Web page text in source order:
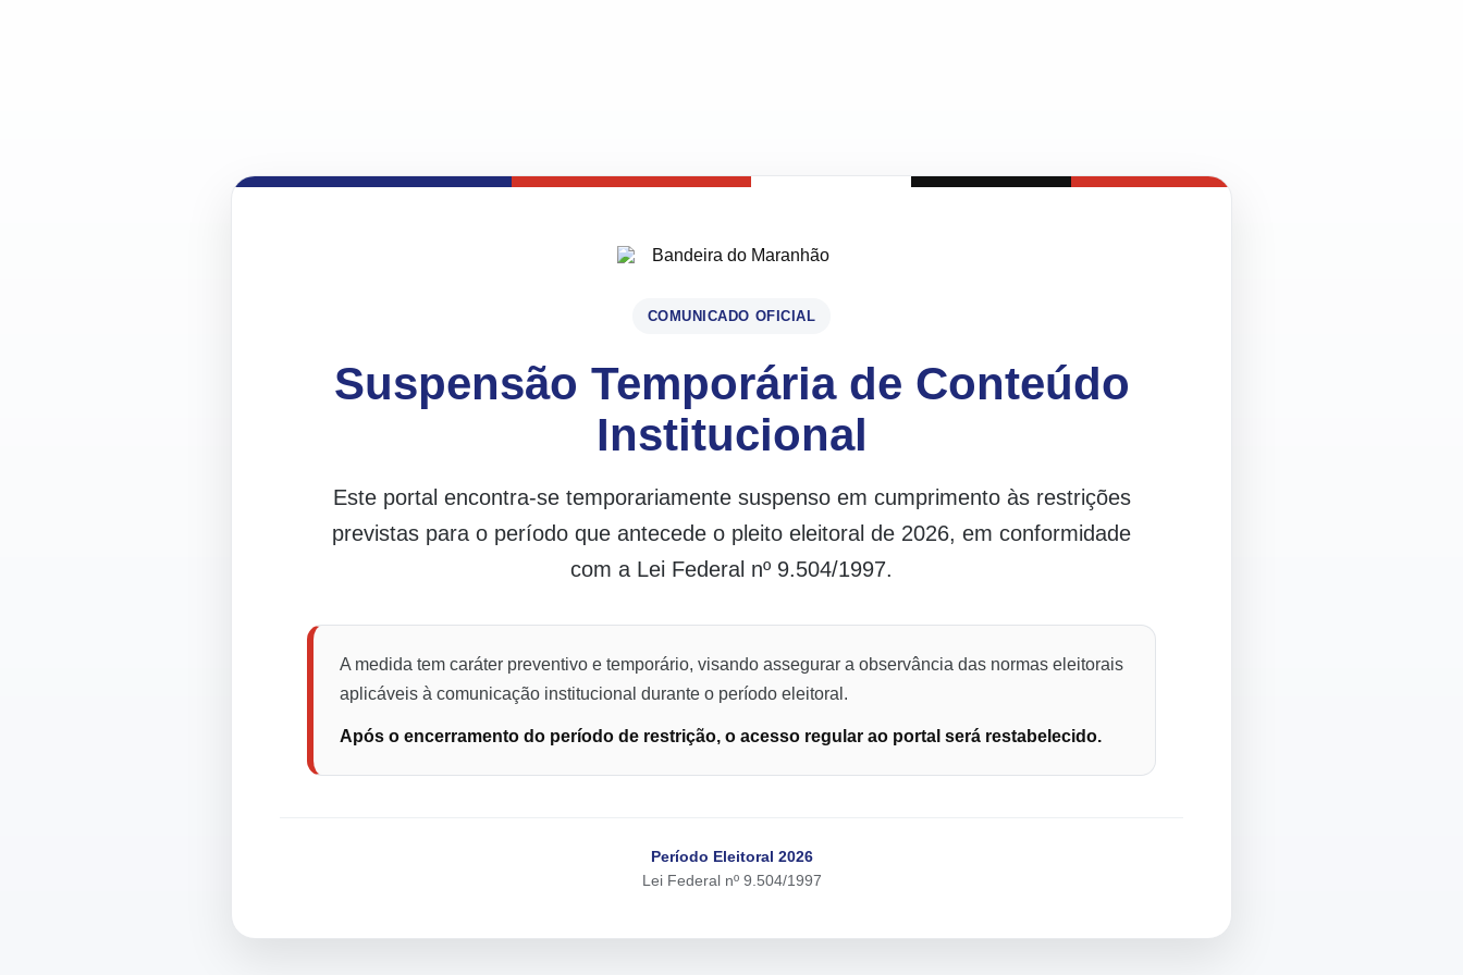
COMUNICADO OFICIAL
Suspensão Temporária de Conteúdo
Institucional
Este portal encontra-se temporariamente suspenso em cumprimento às restrições
previstas para o período que antecede o pleito eleitoral de 2026, em conformidade
com a Lei Federal nº 9.504/1997.
A medida tem caráter preventivo e temporário, visando assegurar a observância das normas eleitorais
aplicáveis à comunicação institucional durante o período eleitoral.
Após o encerramento do período de restrição, o acesso regular ao portal será restabelecido.
Período Eleitoral 2026
Lei Federal nº 9.504/1997